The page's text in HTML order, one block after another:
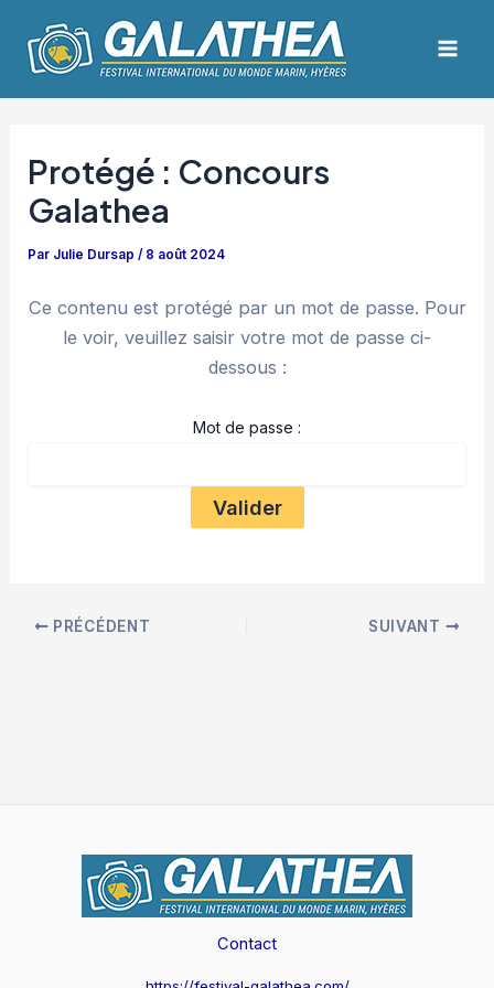
contenu
Protégé : Concours
Galathea
Par Julie Dursap/ 8 août 2024
Ce contenu est protégé par un mot de passe. Pour
le voir, veuillez saisir votre mot de passe ci-
dessous :
Mot de passe :
des
articles
PRÉCÉDENT SUIVANT
Contact